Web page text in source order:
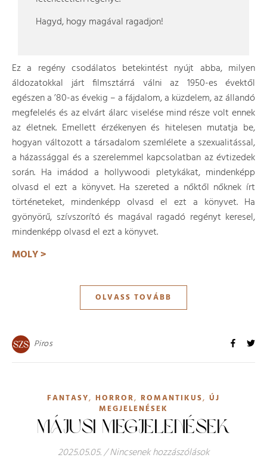
Hagyd, hogy magával ragadjon!
Ez a regény csodálatos betekintést nyújt abba, milyen
áldozatokkal járt filmsztárrá válni az 1950-es évektől
egészen a ’80-as évekig – a fájdalom, a küzdelem, az állandó
megfelelés és az elvárt álarc viselése mind része volt ennek
az életnek. Emellett érzékenyen és hitelesen mutatja be,
hogyan változott a társadalom szemlélete a szexualitással,
a házassággal és a szerelemmel kapcsolatban az évtizedek
során. Ha imádod a hollywoodi pletykákat, mindenképp
olvasd el ezt a könyvet. Ha szereted a nőktől nőknek írt
történeteket, mindenképp olvasd el ezt a könyvet. Ha
gyönyörű, szívszorító és magával ragadó regényt keresel,
mindenképp olvasd el ezt a könyvet.
MOLY >
OLVASS TOVÁBB
Piros
FANTASY, HORROR, ROMANTIKUS, ÚJ
MEGJELENÉSEK
MÁJUSI MEGJELENÉSEK
2025.05.05./Nincsenek hozzászólások